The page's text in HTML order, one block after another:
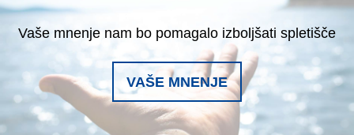
Vaše mnenje nam bo pomagalo izboljšati spletišče
VAŠE MNENJE